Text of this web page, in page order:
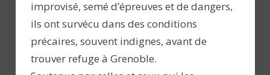
improvisé, semé d’épreuves et de dangers,
ils ont survécu dans des conditions
précaires, souvent indignes, avant de
trouver refuge à Grenoble.